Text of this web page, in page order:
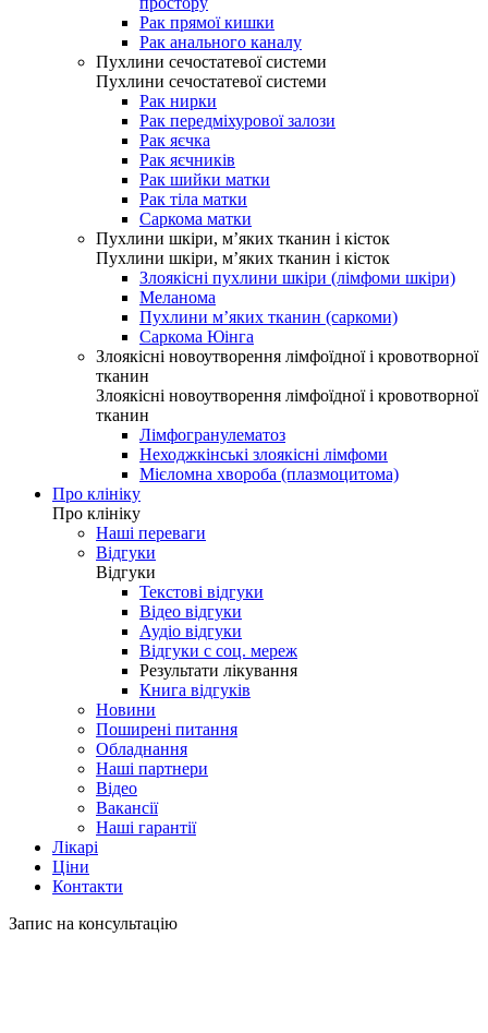
Рак прямої кишки
Рак анального каналу
Пухлини сечостатевої системи
Пухлини сечостатевої системи
Рак нирки
Рак передміхурової залози
Рак яєчка
Рак яєчників
Рак шийки матки
Рак тіла матки
Саркома матки
Пухлини шкіри, м’яких тканин і кісток
Пухлини шкіри, м’яких тканин і кісток
Злоякісні пухлини шкіри (лімфоми шкіри)
Меланома
Пухлини м’яких тканин (саркоми)
Саркома Юінга
Злоякісні новоутворення лімфоїдної і кровотворної
тканин
Злоякісні новоутворення лімфоїдної і кровотворної
тканин
Лімфогранулематоз
Неходжкінські злоякісні лімфоми
Мієломна хвороба (плазмоцитома)
Про клініку
Про клініку
Наші переваги
Відгуки
Відгуки
Текстові відгуки
Відео відгуки
Аудіо відгуки
Відгуки с соц. мереж
Результати лікування
Книга відгуків
Новини
Поширені питання
Обладнання
Наші партнери
Відео
Вакансії
Наші гарантії
Лікарі
Ціни
Контакти
Запис на консультацію